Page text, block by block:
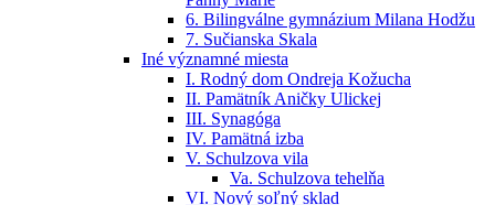
6. Bilingválne gymnázium Milana Hodžu
7. Sučianska Skala
Iné významné miesta
I. Rodný dom Ondreja Kožucha
II. Pamätník Aničky Ulickej
III. Synagóga
IV. Pamätná izba
V. Schulzova vila
Va. Schulzova tehelňa
VI. Nový soľný sklad